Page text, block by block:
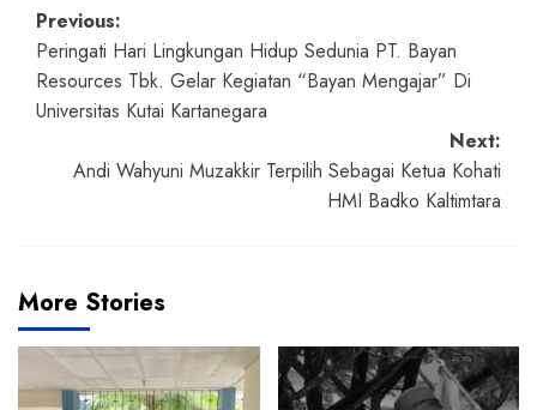
Post
navigation
Previous:
Peringati Hari Lingkungan Hidup Sedunia PT. Bayan
Resources Tbk. Gelar Kegiatan “Bayan Mengajar” Di
Universitas Kutai Kartanegara
Next:
Andi Wahyuni Muzakkir Terpilih Sebagai Ketua Kohati
HMI Badko Kaltimtara
More Stories